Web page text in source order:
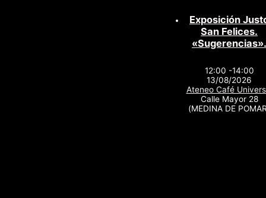
Exposición
San Felices.
«Sugerencias».
12:00 -14:00
13/08/2026
Ateneo Café
Calle Mayor 28
(MEDINA DE